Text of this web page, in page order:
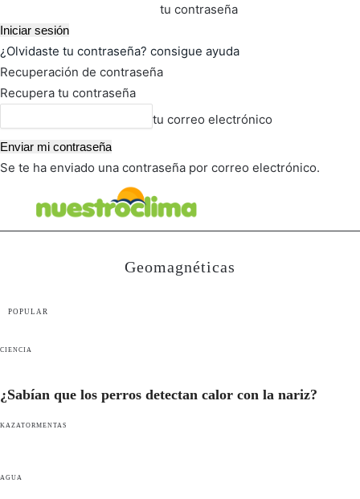
tu contraseña
¿Olvidaste tu contraseña? consigue ayuda
Recuperación de contraseña
Recupera tu contraseña
tu correo electrónico
Se te ha enviado una contraseña por correo electrónico.
Geomagnéticas
POPULAR
CIENCIA
¿Sabían que los perros detectan calor con la nariz?
KAZATORMENTAS
AGUA